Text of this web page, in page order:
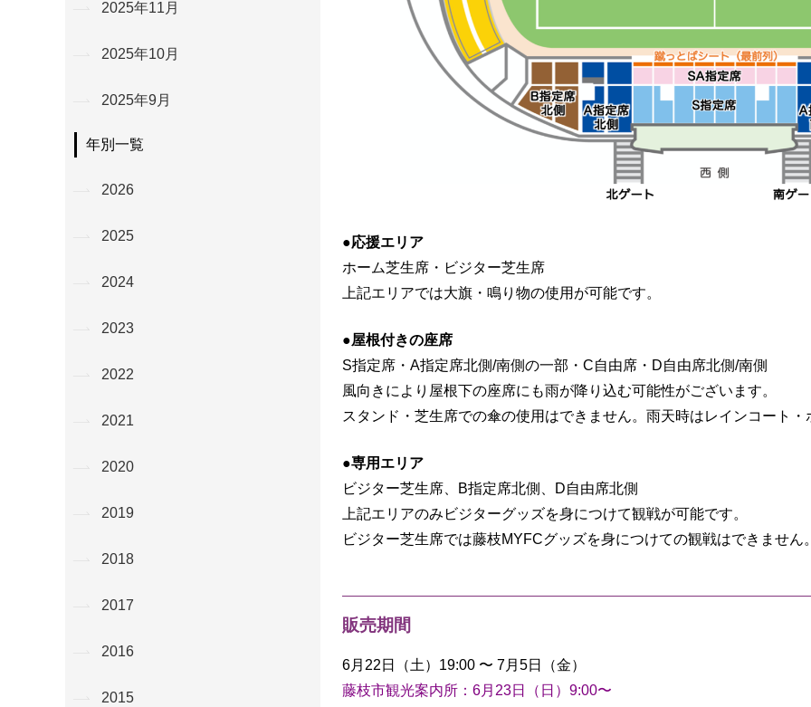
●応援エリア
ホーム芝生席・ビジター芝生席
上記エリアでは大旗・鳴り物の使用が可能です。
●屋根付きの座席
S指定席・A指定席北側/南側の一部・C自由席・D自由席北側/南側
風向きにより屋根下の座席にも雨が降り込む可能性がございます。
スタンド・芝生席での傘の使用はできません。雨天時はレインコート・
●専用エリア
ビジター芝生席、B指定席北側、D自由席北側
上記エリアのみビジターグッズを身につけて観戦が可能です。
ビジター芝生席では藤枝MYFCグッズを身につけての観戦はできません。
販売期間
6月22日（土）19:00 〜 7月5日（金）
藤枝市観光案内所：6月23日（日 ）9:00〜
2025年11月
2025年10月
2025年9月
年別一覧
2026
2025
2024
2023
2022
2021
2020
2019
2018
2017
2016
2015